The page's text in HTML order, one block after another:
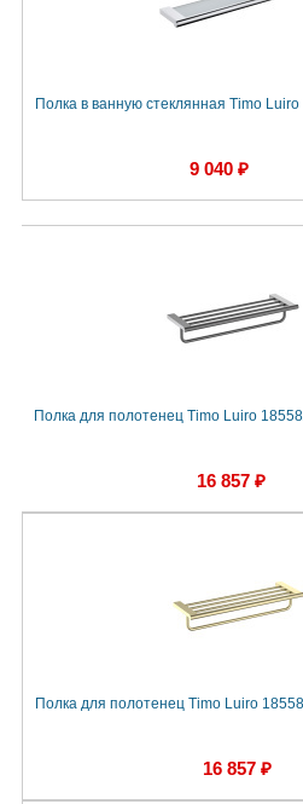
Полка в ванную стеклянная Timo
9 040 ₽
Полка для полотенец Timo Luiro
16 857 ₽
Полка для полотенец Timo Luiro
16 857 ₽